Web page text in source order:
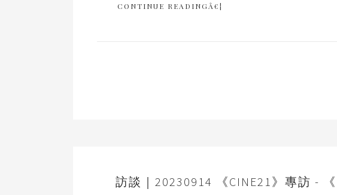
CONTINUE READINGÂ€¦
訪談｜20230914 《CINE21》專訪 -